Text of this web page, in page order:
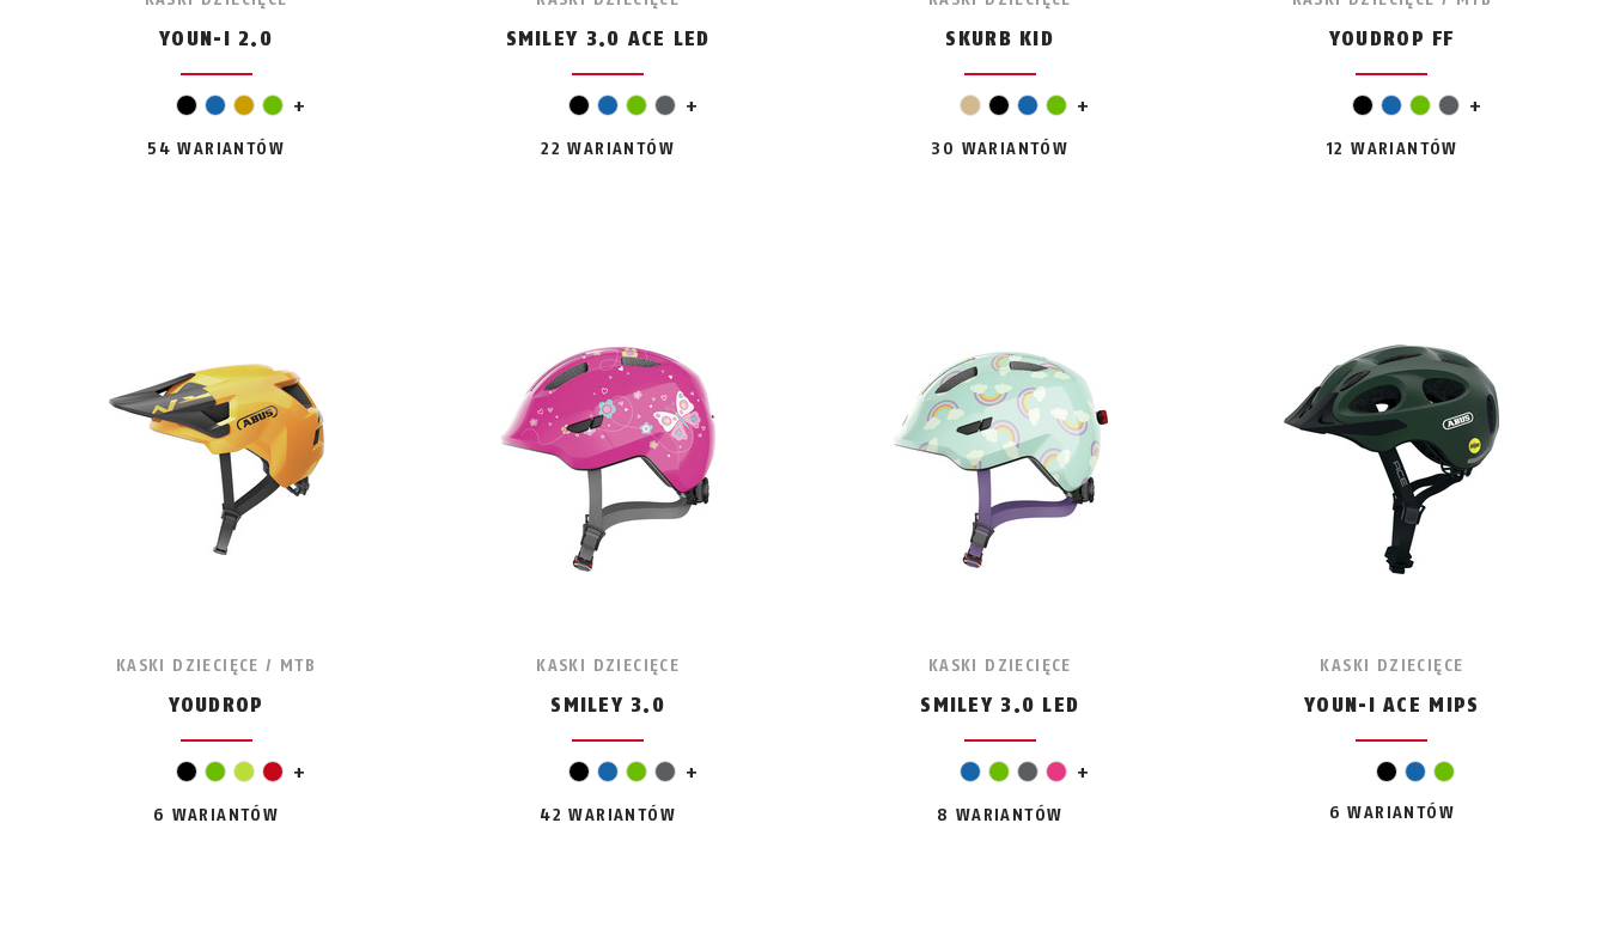
YOUN-I 2.0
czarnyniebieski
złotozielony
szary +
54 WARIANTÓW
SMILEY 3.0 ACE LED
czarnyniebieski
zielony
szary
jasnozielony
+
22 WARIANTÓW
SKURB KID
beż czarnyniebieski
zielony
szary +
30 WARIANTÓW
YOUDROP FF
czarnyniebieski
zielony
szary
jasnozielony
+
12 WARIANTÓW
KASKI DZIECIĘCE / MTB
YOUDROP
czarnyzielonyjasnozielony
czerwony
srebrny
+
6 WARIANTÓW
KASKI DZIECIĘCE
SMILEY 3.0
czarnyniebieski
zielony
szary
pomarańczowy
+
42 WARIANTÓW
KASKI DZIECIĘCE
SMILEY 3.0 LED
niebieski
zielony
szaryróżowy
czerwony
+
8 WARIANTÓW
KASKI DZIECIĘCE
YOUN-I ACE MIPS
czarnyniebieski
zielony
6 WARIANTÓW